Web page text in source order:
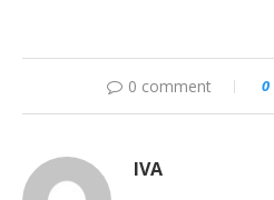
0 comment 0
IVA